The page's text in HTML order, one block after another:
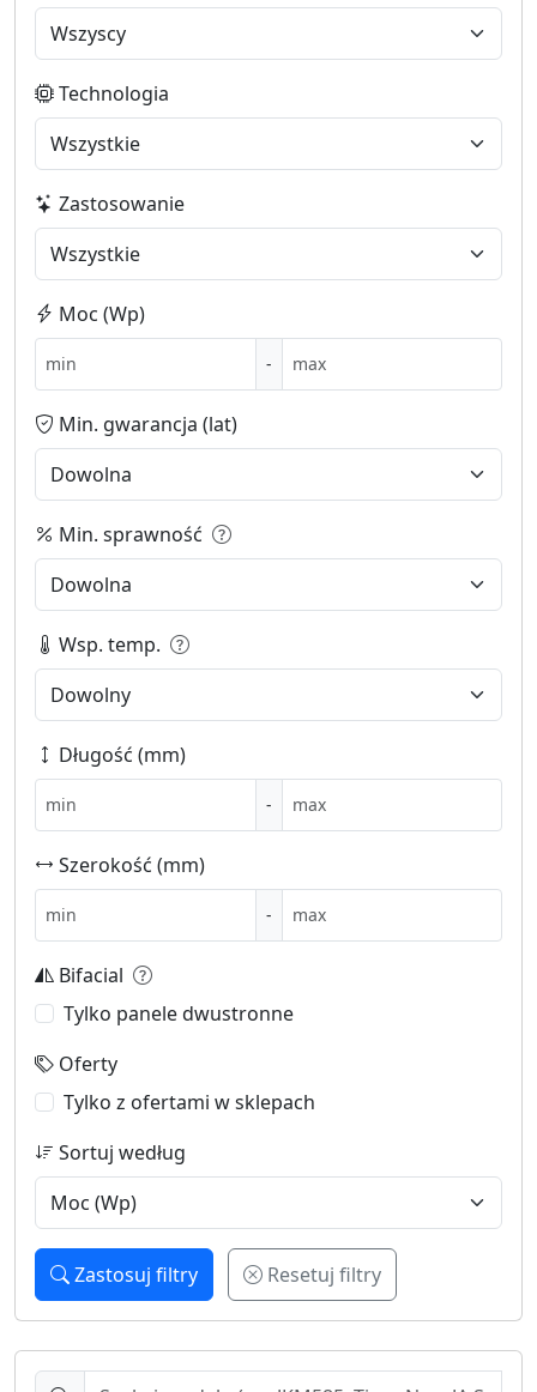
Technologia
Zastosowanie
Moc (Wp)
-
Min. gwarancja (lat)
Min. sprawność
Wsp. temp.
Długość (mm)
-
Szerokość (mm)
-
Bifacial
Tylko panele dwustronne
Oferty
Tylko z ofertami w sklepach
Sortuj według
Zastosuj filtry Resetuj filtry